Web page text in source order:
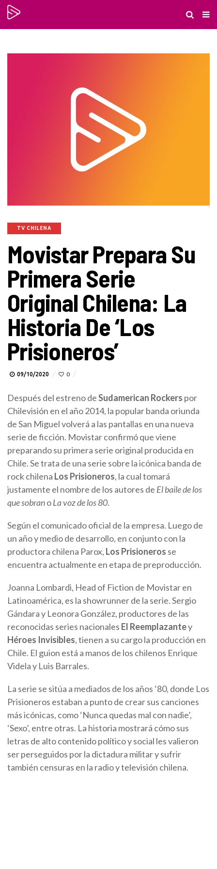
TV CHILENA
Movistar Prepara Su
Primera Serie
Original Chilena: La
Historia De ‘Los
Prisioneros’
09/10/2020 0
Después del estreno deSudamerican Rockers por
Chilevisión en el año 2014, la popular banda oriunda
de San Miguel volverá a las pantallas en una nueva
serie de ficción. Movistar confirmó que viene
preparando su primera serie original producida en
Chile. Se trata de una serie sobre la icónica banda de
rock chilena Los Prisioneros, la cual tomará
justamente el nombre de los autores de El baile de los
que sobranoLa voz de los 80.
Según el comunicado oficial de la empresa. Luego de
un año y medio de desarrollo, en conjunto con la
productora chilena Parox, Los Prisioneros se
encuentra actualmente en etapa de preproducción.
Joanna Lombardi, Head of Fiction de Movistar en
Latinoamérica, es la showrunner de la serie. Sergio
Gándara y Leonora González, productores de las
reconocidas series nacionales El Reemplazantey
Héroes Invisibles, tienen a su cargo la producción en
Chile. El guion está a manos de los chilenos Enrique
Videla y Luis Barrales.
La serie se sitúa a mediados de los años ‘80, donde Los
Prisioneros estaban a punto de crear sus canciones
más icónicas, como ‘Nunca quedas mal con nadie’,
‘Sexo’, entre otras. La historia mostrará cómo sus
letras de alto contenido político y social les valieron
ser perseguidos por la dictadura militar y sufrir
también censuras en la radio y televisión chilena.